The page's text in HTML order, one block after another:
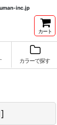
inc.jp
カート
カラーで探す
]